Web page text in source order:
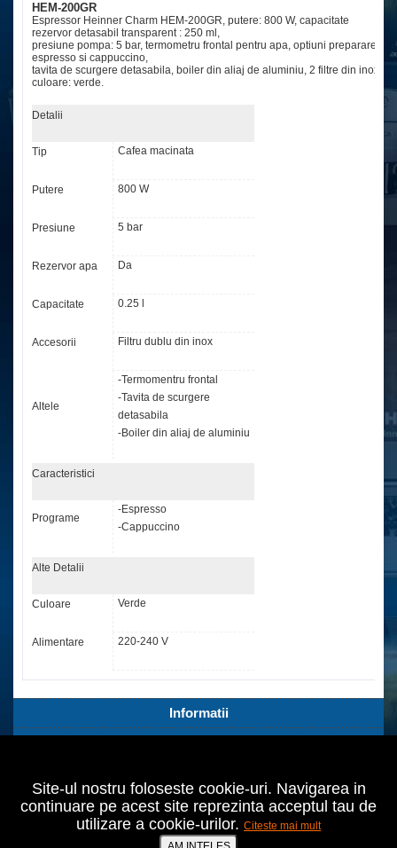
HEM-200GR
Espressor Heinner Charm HEM-200GR, putere: 800 W, capacitate
rezervor detasabil transparent : 250 ml,
presiune pompa: 5 bar, termometru frontal pentru apa, optiuni preparare:
espresso si cappuccino,
tavita de scurgere detasabila, boiler din aliaj de aluminiu, 2 filtre din inox,
culoare: verde.
Detalii
Tip Cafea macinata
Putere 800 W
Presiune 5 bar
Rezervor apa Da
Capacitate 0.25 l
Accesorii Filtru dublu din inox
Altele
-Termomentru frontal
-Tavita de scurgere
detasabila
-Boiler din aliaj de aluminiu
Caracteristici
Programe
-Espresso
-Cappuccino
Alte Detalii
Culoare Verde
Alimentare 220-240 V
Informatii
Contul tău
Bucuresti,Sect.2,Agricultori nr.18 021 642 70 24
Site-ul nostru foloseste cookie-uri. Navigarea in
continuare pe acest site reprezinta acceptul tau de
utilizare a cookie-urilor. Citeste mai mult